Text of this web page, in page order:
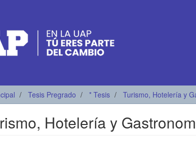
Tesis Pregrado * Tesis Turismo, Hotelería y
Hotelería y